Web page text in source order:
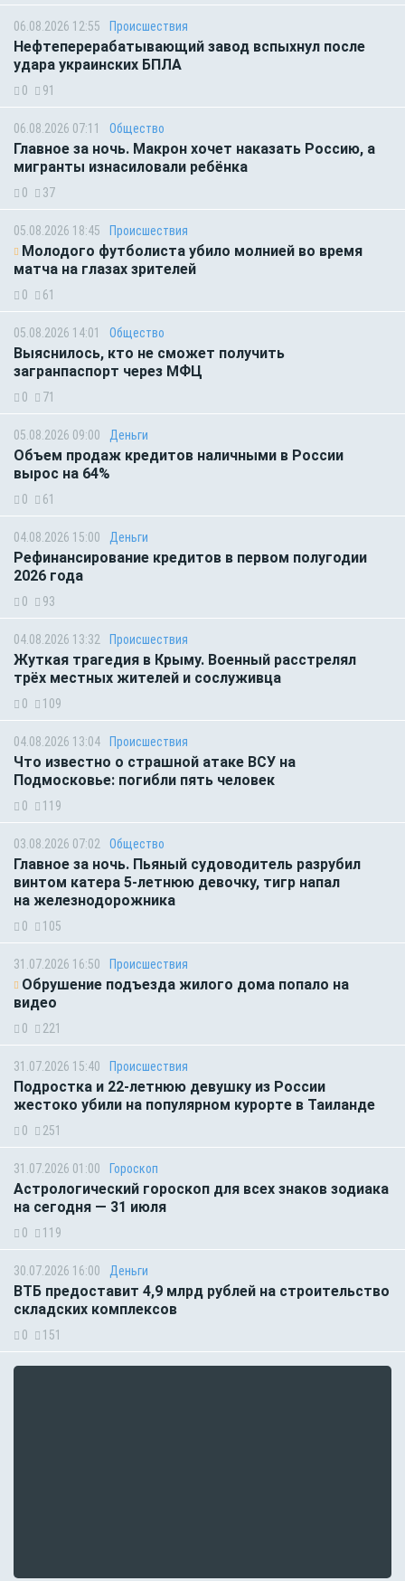
06.08.2026 12:55 Происшествия
Нефтеперерабатывающий завод вспыхнул после
удара украинских БПЛА
0 91
06.08.2026 07:11 Общество
Главное за ночь. Макрон хочет наказать Россию, а
мигранты изнасиловали ребёнка
0 37
05.08.2026 18:45 Происшествия
Молодого футболиста убило молнией во время
матча на глазах зрителей
0 61
05.08.2026 14:01 Общество
Выяснилось, кто не сможет получить
загранпаспорт через МФЦ
0 71
05.08.2026 09:00 Деньги
Объем продаж кредитов наличными в России
вырос на 64%
0 61
04.08.2026 15:00 Деньги
Рефинансирование кредитов в первом полугодии
2026 года
0 93
04.08.2026 13:32 Происшествия
Жуткая трагедия в Крыму. Военный расстрелял
трёх местных жителей и сослуживца
0 109
04.08.2026 13:04 Происшествия
Что известно о страшной атаке ВСУ на
Подмосковье: погибли пять человек
0 119
03.08.2026 07:02 Общество
Главное за ночь. Пьяный судоводитель разрубил
винтом катера 5-летнюю девочку, тигр напал
на железнодорожника
0 105
31.07.2026 16:50 Происшествия
Обрушение подъезда жилого дома попало на
видео
0 221
31.07.2026 15:40 Происшествия
Подростка и 22-летнюю девушку из России
жестоко убили на популярном курорте в Таиланде
0 251
31.07.2026 01:00 Гороскоп
Астрологический гороскоп для всех знаков зодиака
на сегодня — 31 июля
0 119
30.07.2026 16:00 Деньги
ВТБ предоставит 4,9 млрд рублей на строительство
складских комплексов
0 151